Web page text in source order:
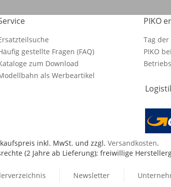
gestellte Fragen (FAQ)
zum Download
als Werbeartikel
PIKO
Tag
PIKO
inkl. MwSt. und zzgl. Versandkosten.
(2 Jahre ab Lieferung); freiwillige
Newsletter